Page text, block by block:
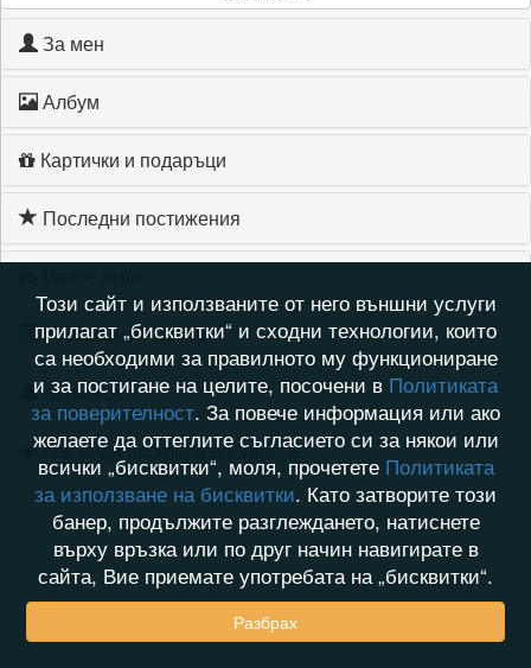
За мен
Албум
Картички и подаръци
Последни постижения
Хронология на игри
Активност
Кой видя профила на Vera_S
Този сайт и използваните от него външни услуги
прилагат „бисквитки“ и сходни технологии, които
са необходими за правилното му функциониране
и за постигане на целите, посочени в Политиката
за поверителност. За повече информация или ако
желаете да оттеглите съгласието си за някои или
всички „бисквитки“, моля, прочетете Политиката
за използване на бисквитки. Като затворите този
банер, продължите разглеждането, натиснете
върху връзка или по друг начин навигирате в
сайта, Вие приемате употребата на „бисквитки“.
Разбрах